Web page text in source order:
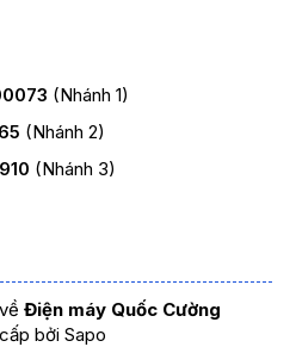
(Nhánh 1)
(Nhánh 2)
(Nhánh 3)
Điện máy Quốc Cường
bởi Sapo